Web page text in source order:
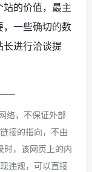
的价值，最主
，一些确切的数
进行洽谈提
络，不保证外部
接的指向，不由
，该网页上的内
违规，可以直接